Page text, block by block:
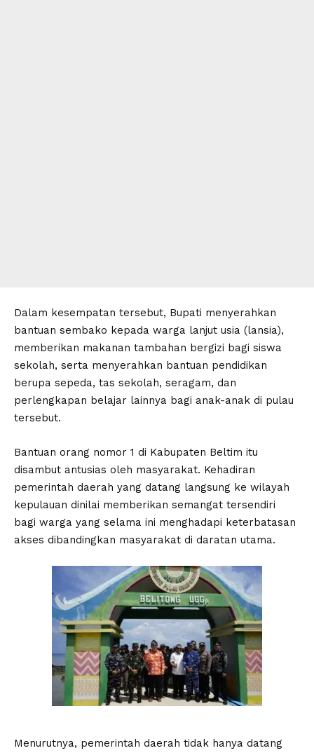
Dalam kesempatan tersebut, Bupati menyerahkan
bantuan sembako kepada warga lanjut usia (lansia),
memberikan makanan tambahan bergizi bagi siswa
sekolah, serta menyerahkan bantuan pendidikan
berupa sepeda, tas sekolah, seragam, dan
perlengkapan belajar lainnya bagi anak-anak di pulau
tersebut.
Bantuan orang nomor 1 di Kabupaten Beltim itu
disambut antusias oleh masyarakat. Kehadiran
pemerintah daerah yang datang langsung ke wilayah
kepulauan dinilai memberikan semangat tersendiri
bagi warga yang selama ini menghadapi keterbatasan
akses dibandingkan masyarakat di daratan utama.
Menurutnya, pemerintah daerah tidak hanya datang